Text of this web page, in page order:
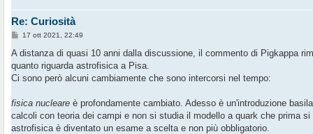
Re: Curiosità
M
s
a
g
o
17 ott 2021, 22:49
A distanza di quasi 10 anni dalla discussione, il commento di Pigkappa
quanto riguarda astrofisica a Pisa.
Ci sono però alcuni cambiamente che sono intercorsi nel tempo:
fisica nucleare è profondamente cambiato. Adesso è un'introduzione
calcoli con teoria dei campi e non si studia il modello a quark che prima
astrofisica è diventato un esame a scelta e non più obbligatorio.